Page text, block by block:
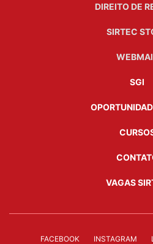
DIREITO DE
SIRTEC
SGI
VAGAS
FACEBOOK INSTAGRAM